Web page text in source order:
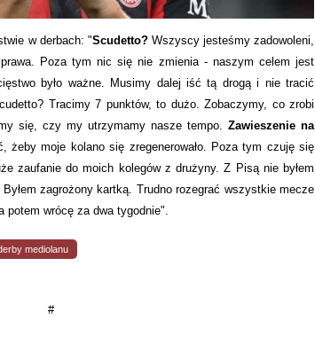
w derbach: "Scudetto? Wszyscy jesteśmy zadowoleni,
Poza tym nic się nie zmienia - naszym celem jest
było ważne. Musimy dalej iść tą drogą i nie tracić
Tracimy 7 punktów, to dużo. Zobaczymy, co zrobi
się, czy my utrzymamy nasze tempo. Zawieszenie na
moje kolano się zregenerowało. Poza tym czuję się
zaufanie do moich kolegów z drużyny. Z Pisą nie byłem
zagrożony kartką. Trudno rozegrać wszystkie mecze
wrócę za dwa tygodnie".
mediolanu
#